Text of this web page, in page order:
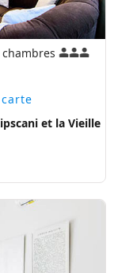
et la Vieille